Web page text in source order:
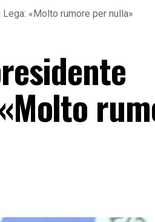
«Molto rumore per nulla»